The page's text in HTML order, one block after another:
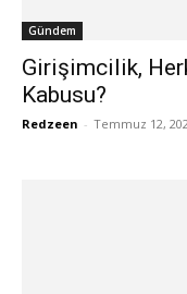
Gündem
Girişimcilik,
Kabusu?
Redzeen - Temmuz 12,